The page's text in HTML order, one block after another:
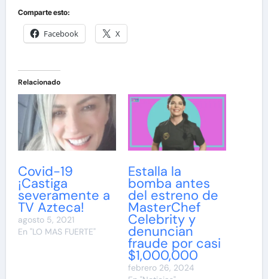
Comparte esto:
Facebook X
Relacionado
Covid-19
¡Castiga
severamente a
TV Azteca!
agosto 5, 2021
En "LO MAS FUERTE"
Estalla la
bomba antes
del estreno de
MasterChef
Celebrity y
denuncian
fraude por casi
$1,000,000
febrero 26, 2024